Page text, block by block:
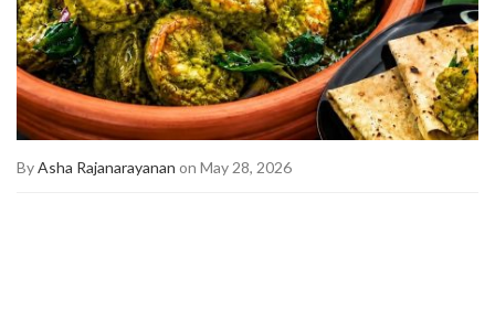
ByAsha Rajanarayanan on May 28, 2026